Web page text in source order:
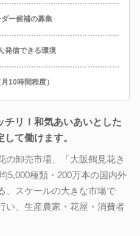
ー候補の募集
発信できる環境
10時間程度）
チリ！和気あいあいとした
て働けます。
の卸売市場、「大阪鶴見花き
5,000種類・200万本の国内外
、スケールの大きな市場で
い、生産農家・花屋・消費者